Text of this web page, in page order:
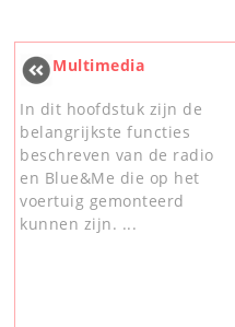
Multimedia
In dit hoofdstuk zijn de
belangrijkste functies
beschreven van de radio
en Blue&Me die op het
voertuig gemonteerd
kunnen zijn. ...